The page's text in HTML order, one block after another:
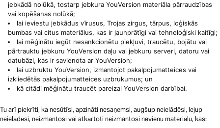
jebkādā nolūkā, tostarp jebkura YouVersion materiāla pārraudzības
vai kopēšanas nolūkā;
lai ieviestu jebkādus vīrusus, Trojas zirgus, tārpus, loģiskās
bumbas vai citus materiālus, kas ir ļaunprātīgi vai tehnoloģiski kaitīgi;
lai mēģinātu iegūt nesankcionētu piekļuvi, traucētu, bojātu vai
pārtrauktu jebkuru YouVersion daļu vai jebkuru serveri, datoru vai
datubāzi, kas ir savienota ar YouVersion;
lai uzbruktu YouVersion, izmantojot pakalpojumatteices vai
izkliedētās pakalpojumatteices uzbrukumus; un
kā citādi mēģinātu traucēt pareizai YouVersion darbībai.
Tu arī piekrīti, ka nesūtīsi, apzināti nesaņemsi, augšup neielādēsi, lejup
neielādēsi, neizmantosi vai atkārtoti neizmantosi nevienu materiālu, kas: